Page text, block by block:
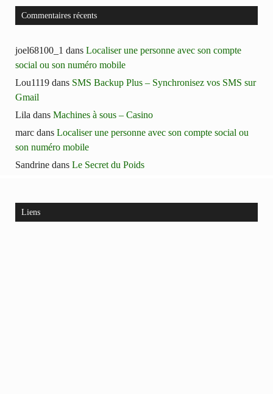
Commentaires récents
joel68100_1 dans Localiser une personne avec son compte
social ou son numéro mobile
Lou1119 dans SMS Backup Plus – Synchronisez vos SMS sur
Gmail
Lila dans Machines à sous – Casino
marc dans Localiser une personne avec son compte social ou
son numéro mobile
Sandrine dans Le Secret du Poids
Liens